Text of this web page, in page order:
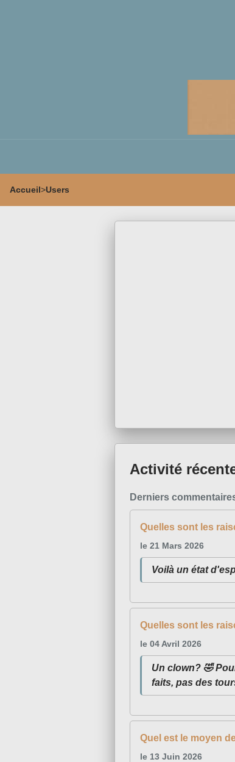
Accueil>Users
Activité
Derniers
Quelles sont les
le 21 Mars 2026
Voilà un état
Quelles sont les
le 04 Avril 2026
Un clown? 🤣
faits, pas des
Quel est le moyen
le 13 Juin 2026